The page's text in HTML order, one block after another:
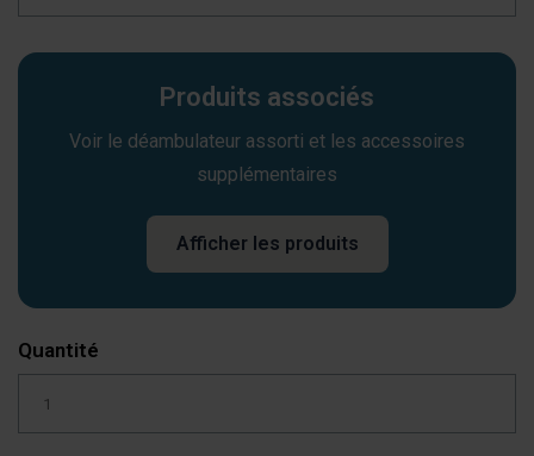
Produits associés
Voir le déambulateur assorti et les accessoires
supplémentaires
Afficher les produits
Quantité